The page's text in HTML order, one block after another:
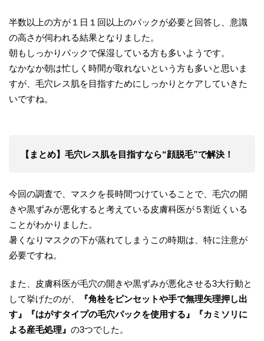
半数以上の方が１日１回以上のパックが必要と回答し、意識
の高さが伺われる結果となりました。
朝もしっかりパックで保湿している方も多いようです。
なかなか朝は忙しく時間が取れないという方も多いと思いま
すが、毛穴レス肌を目指すためにしっかりとケアしていきた
いですね。
【まとめ】毛穴レス肌を目指すなら“顔脱毛”で解決！
今回の調査で、マスクを長時間つけていることで、毛穴の開
きや黒ずみが悪化すると考えている皮膚科医が５割近くいる
ことがわかりました。
暑くなりマスクの下が蒸れてしまうこの時期は、特に注意が
必要ですね。
また、皮膚科医が毛穴の開きや黒ずみが悪化させる3大行動と
して挙げたのが、
『角栓をピンセットや手で無理矢理押し出
す』『はがすタイプの毛穴パックを使用する』『カミソリに
よる産毛処理』 の3つでした。